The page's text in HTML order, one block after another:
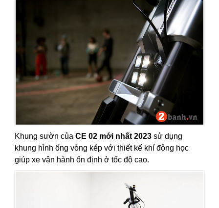
Khung sườn của CE 02 mới nhất 2023 sử dụng
khung hình ống vòng kép với thiết kế khí động học
giúp xe vận hành ổn định ở tốc độ cao.